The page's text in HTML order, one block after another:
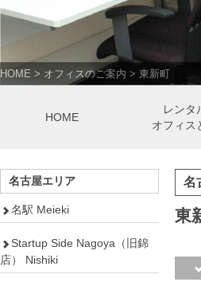
HOME > オフィスのご案内 > 東新町
HOME
レンタ
オフィス
名
東
名古屋エリア
名駅 Meieki
Startup Side Nagoya（旧錦
店） Nishiki